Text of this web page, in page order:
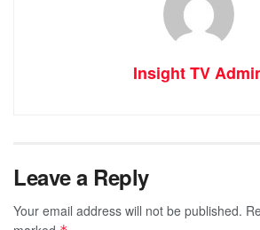
Insight TV
Leave a Reply
Your email address will not be published.